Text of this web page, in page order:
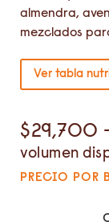
almendra,
mezclados
Ver tabla
$29,700
volumen
PRECIO POR